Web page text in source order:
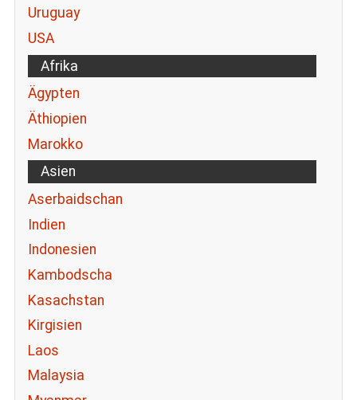
Uruguay
USA
Afrika
Ägypten
Äthiopien
Marokko
Asien
Aserbaidschan
Indien
Indonesien
Kambodscha
Kasachstan
Kirgisien
Laos
Malaysia